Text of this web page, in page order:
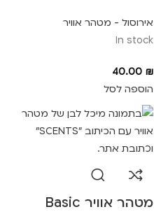
אירוסול - מטהר אוויר
In stock
40.00 ₪
הוספה לסל
מטהר אוויר Basic